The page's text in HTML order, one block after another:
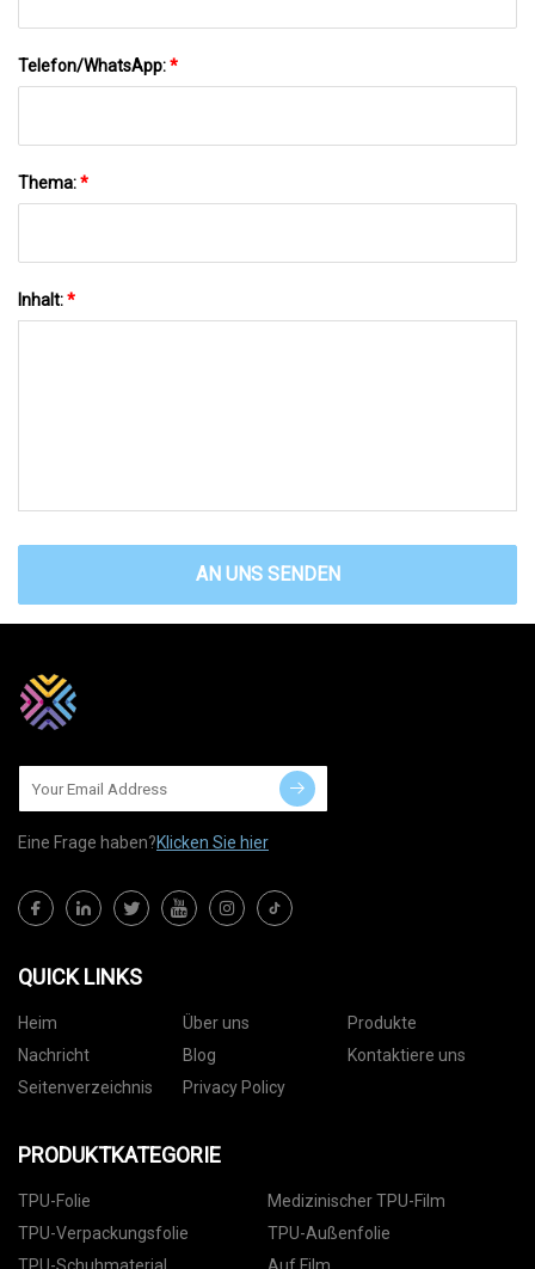
Telefon/WhatsApp:*
Thema:*
Inhalt:*
AN UNS SENDEN
Eine Frage haben?Klicken Sie hier
QUICK LINKS
Heim Über uns
Produkte
Nachricht
Blog
Kontaktiere uns
Seitenverzeichnis
Privacy Policy
PRODUKTKATEGORIE
TPU-Folie
Medizinischer TPU-Film
TPU-Verpackungsfolie
TPU-Außenfolie